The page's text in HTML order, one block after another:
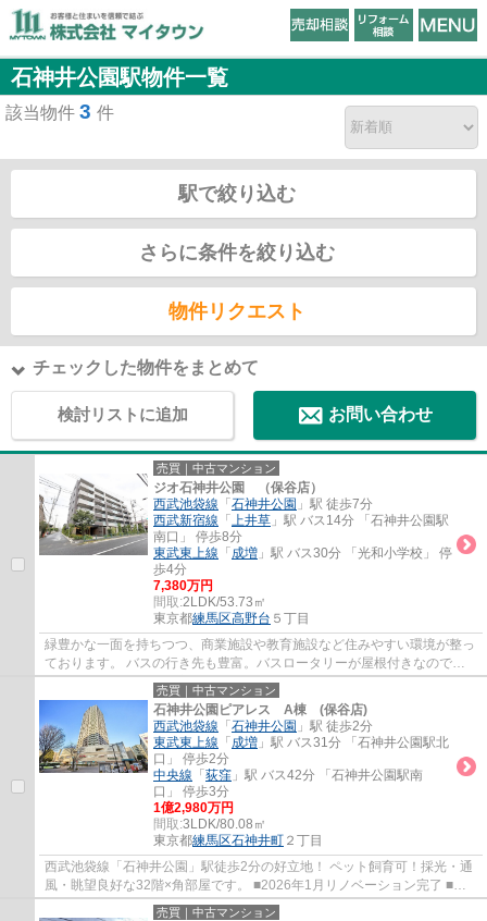
石神井公園駅物件一覧
該当物件 3 件
駅で絞り込む
さらに条件を絞り込む
物件リクエスト
チェックした物件をまとめて
検討リストに追加 お問い合わせ
売買｜中古マンション
ジオ石神井公園 （保谷店）
西武池袋線 「 石神井公園 」駅 徒歩7分
西武新宿線 「 上井草 」駅 バス14分 「石神井公園駅
南口」 停歩8分
東武東上線 「 成増 」駅 バス30分 「光和小学校」 停
歩4分
7,380万円
間取:2LDK/53.73㎡
東京都練馬区高野台 ５丁目
緑豊かな一面を持ちつつ、商業施設や教育施設など住みやすい環境が整っ
ております。 バスの行き先も豊富。バスロータリーが屋根付きなので、
雨の日の乗り降りも快適です。
売買｜中古マンション
石神井公園ピアレス A棟 (保谷店)
西武池袋線 「 石神井公園 」駅 徒歩2分
東武東上線 「 成増 」駅 バス31分 「石神井公園駅北
口」 停歩2分
中央線 「 荻窪 」駅 バス42分 「石神井公園駅南
口」 停歩3分
1億2,980万円
間取:3LDK/80.08㎡
東京都練馬区石神井町 ２丁目
西武池袋線「石神井公園」駅徒歩2分の好立地！ ペット飼育可！採光・通
風・眺望良好な32階×角部屋です。 ■2026年1月リノベーション完了 ■会
話が弾む対面式キッチン ■ウォークインクロ...
売買｜中古マンション